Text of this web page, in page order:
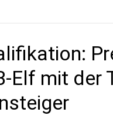
Elf mit der